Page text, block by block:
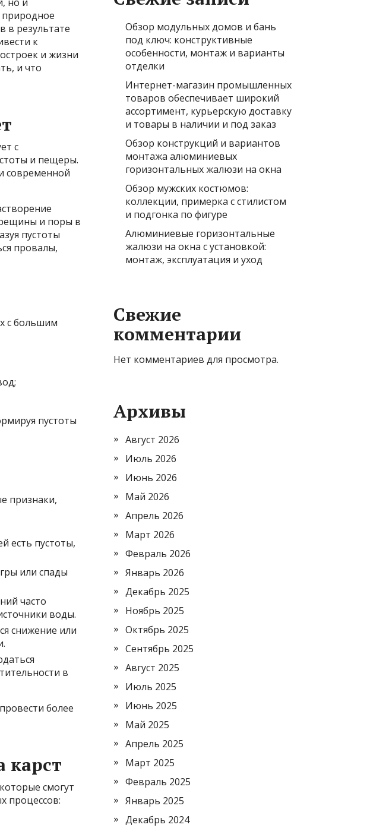
природное
в результате
к
и жизни
и что
с
и пещеры.
современной
и поры в
пустоты
провалы,
с большим
пустоты
признаки,
есть пустоты,
или спады
часто
воды.
снижение или
в
более
карст
смогут
процессов:
Обзор модульных домов и бань
под ключ: конструктивные
особенности, монтаж и варианты
отделки
Интернет-магазин промышленных
товаров обеспечивает широкий
ассортимент, курьерскую доставку
и товары в наличии и под заказ
Обзор конструкций и вариантов
монтажа алюминиевых
горизонтальных жалюзи на окна
Обзор мужских костюмов:
коллекции, примерка с стилистом
и подгонка по фигуре
Алюминиевые горизонтальные
жалюзи на окна с установкой:
монтаж, эксплуатация и уход
Свежие
комментарии
Нет комментариев для просмотра.
Архивы
Август 2026
Июль 2026
Июнь 2026
Май 2026
Апрель 2026
Март 2026
Февраль 2026
Январь 2026
Декабрь 2025
Ноябрь 2025
Октябрь 2025
Сентябрь 2025
Август 2025
Июль 2025
Июнь 2025
Май 2025
Апрель 2025
Март 2025
Февраль 2025
Январь 2025
Декабрь 2024